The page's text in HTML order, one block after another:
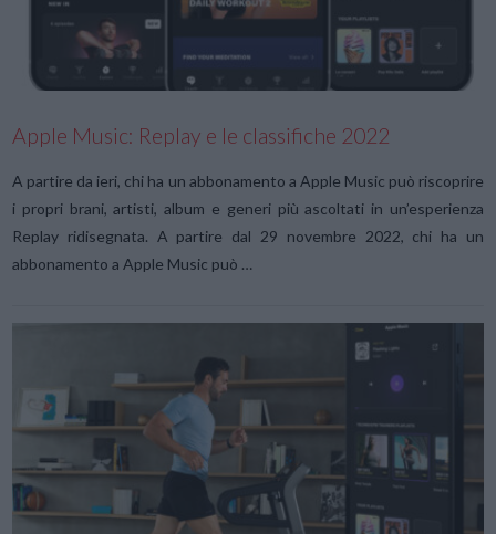
Apple Music: Replay e le classifiche 2022
A partire da ieri, chi ha un abbonamento a Apple Music può riscoprire
i propri brani, artisti, album e generi più ascoltati in un’esperienza
Replay ridisegnata. A partire dal 29 novembre 2022, chi ha un
abbonamento a Apple Music può …